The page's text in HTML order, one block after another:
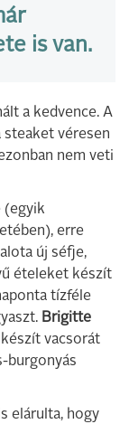
is van.
a kedvence. A
steaket véresen
nem veti
(egyik
erre
új séfje,
ételeket készít
tízféle
Brigitte
készít vacsorát
burgonyás
elárulta, hogy